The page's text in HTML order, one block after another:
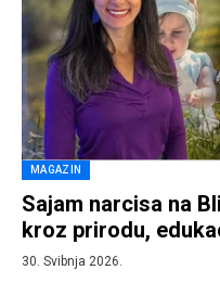
MAGAZIN
Sajam narcisa na
kroz prirodu,
30. Svibnja 2026.